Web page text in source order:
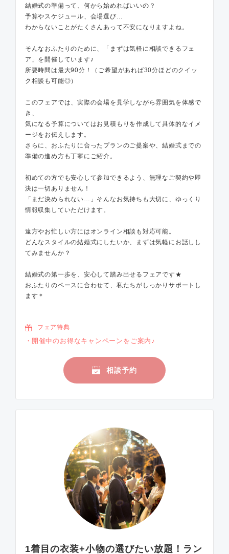
結婚式の準備って、何から始めればいいの？
予算やスケジュール、会場選び…
わからないことがたくさんあって不安になりますよね。
そんなおふたりのために、「まずは気軽に相談できるフェ
ア」を開催しています♪
所要時間は最大90分！（ご希望があれば30分ほどのクイッ
ク相談も可能◎）
このフェアでは、実際の会場を見学しながら雰囲気を体感で
き、
気になる予算についてはお見積もりを作成して具体的なイメ
ージをお伝えします。
さらに、おふたりに合ったプランのご提案や、結婚式までの
準備の進め方も丁寧にご紹介。
初めての方でも安心して参加できるよう、無理なご契約や即
決は一切ありません！
「まだ決められない…」そんなお気持ちも大切に、ゆっくり
情報収集していただけます。
遠方やお忙しい方にはオンライン相談も対応可能。
どんなスタイルの結婚式にしたいか、まずは気軽にお話しし
てみませんか？
結婚式の第一歩を、安心して踏み出せるフェアです★
おふたりのペースに合わせて、私たちがしっかりサポートし
ます＊
フェア特典
開催中のお得なキャンペーンをご案内♪
相談予約
1着目の衣装+小物の選びたい放題！ラン